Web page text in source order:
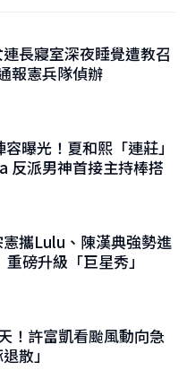
長寢室深夜睡覺遭教召
報憲兵隊偵辦
曝光！夏和熙「連莊」
反派男神首接主持棒搭
攜Lulu、陳漢典強勢進
磅升級「巨星秀」
！許富凱看颱風動向急
散」